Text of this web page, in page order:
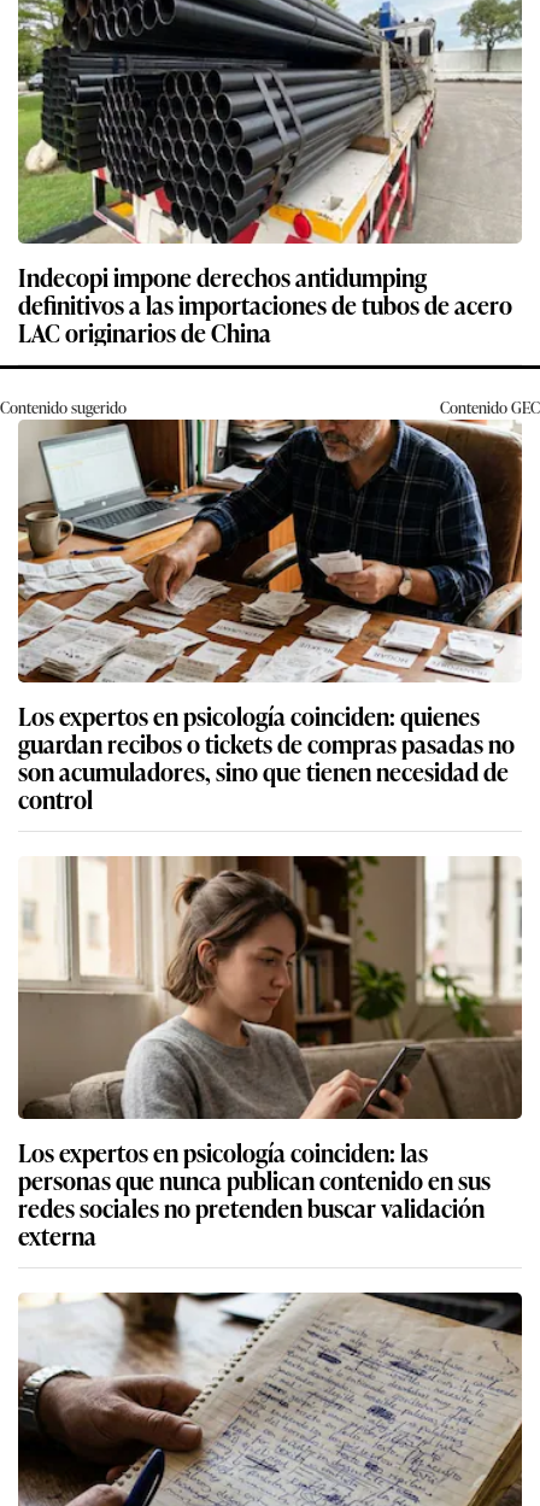
Indecopi impone derechos antidumping
definitivos a las importaciones de tubos de acero
LAC originarios de China
Contenido sugerido ContenidoGEC
Los expertos en psicología coinciden: quienes
guardan recibos o tickets de compras pasadas no
son acumuladores, sino que tienen necesidad de
control
Los expertos en psicología coinciden: las
personas que nunca publican contenido en sus
redes sociales no pretenden buscar validación
externa